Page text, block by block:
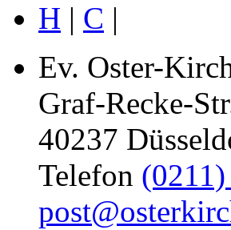
H | C |
Ev. Oster-
Graf-Recke-
40237
Telefon